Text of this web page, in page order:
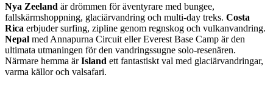
Nya Zeeland är drömmen för äventyrare med bungee,
fallskärmshoppning, glaciärvandring och multi-day treks. Costa
Rica erbjuder surfing, zipline genom regnskog och vulkanvandring.
Nepal med Annapurna Circuit eller Everest Base Camp är den
ultimata utmaningen för den vandringssugne solo-resenären.
Närmare hemma ärIsland ett fantastiskt val med glaciärvandringar,
varma källor och valsafari.